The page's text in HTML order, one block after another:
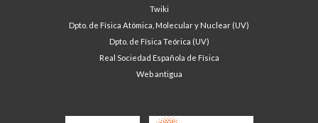
Twiki
Dpto. de Física Atómica, Molecular y Nuclear (UV)
Dpto. de Física Teórica (UV)
Real Sociedad Española de Física
Web antigua